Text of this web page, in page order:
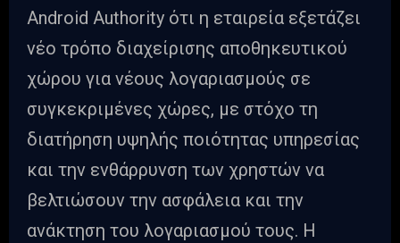
Android Authority ότι η εταιρεία εξετάζει
νέο τρόπο διαχείρισης αποθηκευτικού
χώρου για νέους λογαριασμούς σε
συγκεκριμένες χώρες, με στόχο τη
διατήρηση υψηλής ποιότητας υπηρεσίας
και την ενθάρρυνση των χρηστών να
βελτιώσουν την ασφάλεια και την
ανάκτηση του λογαριασμού τους. Η